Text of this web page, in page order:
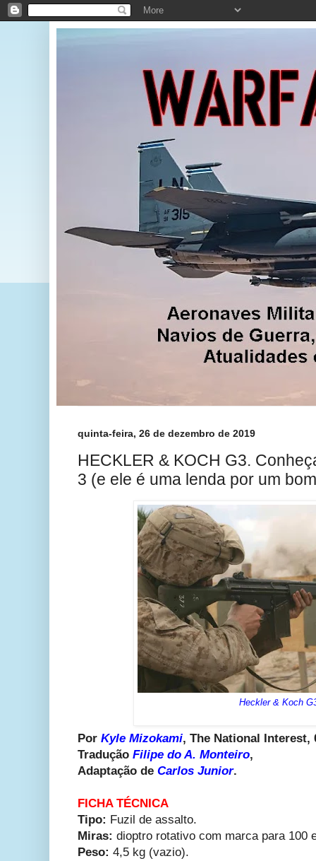
quinta-feira, 26 de dezembro de 2019
HECKLER & KOCH G3.
3 (e ele é uma lenda por um
Heckler & Koch
Por Kyle Mizokami, The National Interest,
Tradução Filipe do A. Monteiro,
Adaptação de Carlos Junior.
FICHA TÉCNICA
Tipo: Fuzil de assalto.
Miras: dioptro rotativo com marca para 100
Peso: 4,5 kg (vazio).